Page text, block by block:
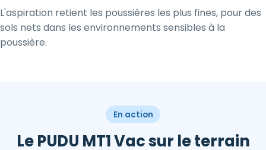
L'aspiration retient les poussières les plus fines, pour des
sols nets dans les environnements sensibles à la
poussière.
En action
Le PUDU MT1 Vac sur le terrain